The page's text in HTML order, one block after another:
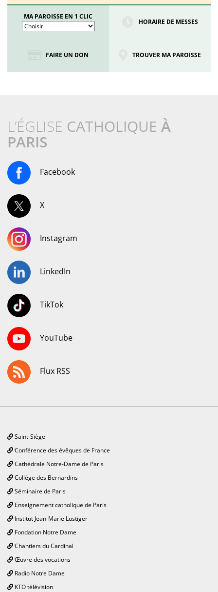
MA PAROISSE EN 1 CLIC
HORAIRE DE MESSES
FAIRE UN DON TROUVER MA PAROISSE
L’ÉGLISE CATHOLIQUE À
PARIS
Facebook
X
Instagram
LinkedIn
TikTok
YouTube
Flux RSS
Saint-Siège
Conférence des évêques de France
Cathédrale Notre-Dame de Paris
Collège des Bernardins
Séminaire de Paris
Enseignement catholique de Paris
Institut Jean-Marie Lustiger
Fondation Notre Dame
Chantiers du Cardinal
Œuvre des vocations
Radio Notre Dame
KTO télévision